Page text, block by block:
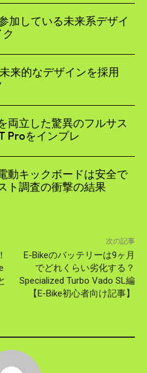
加している未来系デザイ
来的なデザインを採用
両立した驚異のフルサス
Proをインプレ
動キックボードは安全で
調査の衝撃の結果
次の記事
E-Bikeのバッテリーは9ヶ月
でどれくらい劣化する？
Specialized Turbo Vado SL編
【E-Bike初心者向け記事】